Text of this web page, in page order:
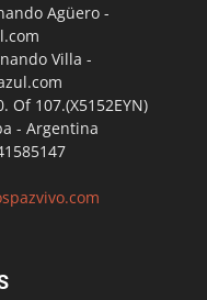
Agüero -
Villa -
Of 107.(X5152EYN)
- Argentina